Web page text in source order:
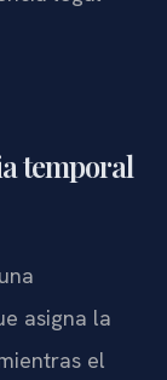
temporal
asigna la
el